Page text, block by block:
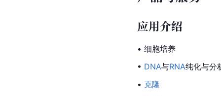
应用介绍
• 细胞培养
• DNA与RNA纯化与分
• 克隆